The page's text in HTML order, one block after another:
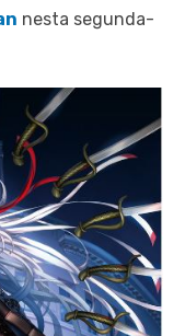
nesta segunda-